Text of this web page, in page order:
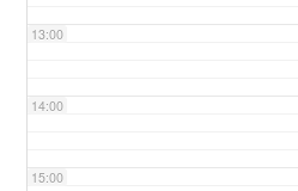
13:00
14:00
15:00